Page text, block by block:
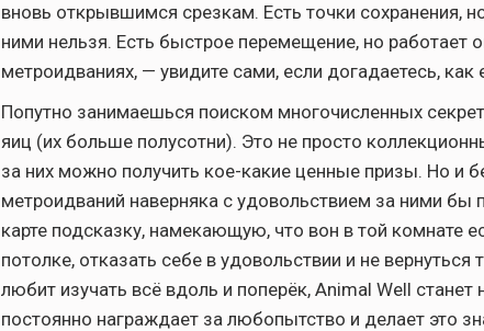
вновь открывшимся срезкам. Есть точки сохранения,
ними нельзя. Есть быстрое перемещение, но работает
метроидваниях, — увидите сами, если догадаетесь, как
Попутно занимаешься поиском многочисленных
яиц (их больше полусотни). Это не просто
за них можно получить кое-какие ценные призы. Но и
метроидваний наверняка с удовольствием за ними бы
карте подсказку, намекающую, что вон в той комнате
потолке, отказать себе в удовольствии и не
любит изучать всё вдоль и поперёк, Animal Well
постоянно награждает за любопытство и делает это